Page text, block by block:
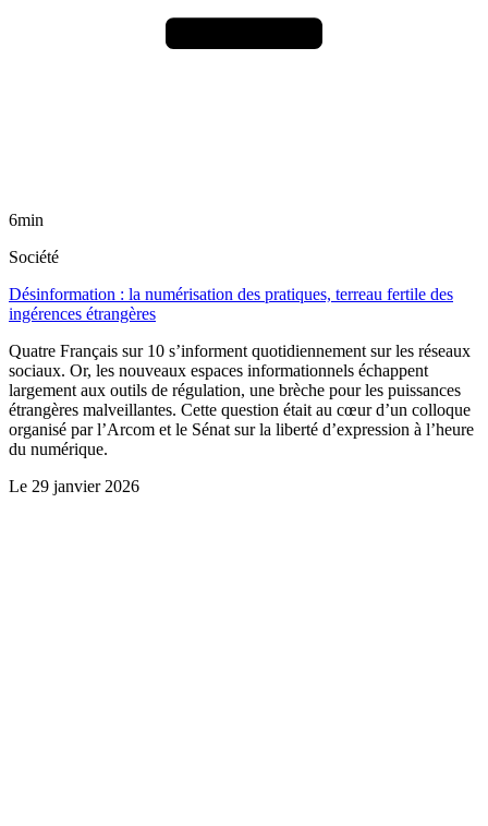
6min
Société
Désinformation : la numérisation des pratiques, terreau fertile des
ingérences étrangères
Quatre Français sur 10 s’informent quotidiennement sur les réseaux
sociaux. Or, les nouveaux espaces informationnels échappent
largement aux outils de régulation, une brèche pour les puissances
étrangères malveillantes. Cette question était au cœur d’un colloque
organisé par l’Arcom et le Sénat sur la liberté d’expression à l’heure
du numérique.
Le 29 janvier 2026